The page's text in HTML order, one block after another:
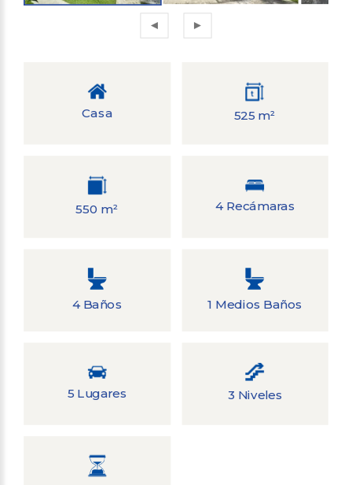
Casa 525 m²
550 m² 4 Recámaras
4 Baños 1 Medios Baños
5 Lugares 3 Niveles